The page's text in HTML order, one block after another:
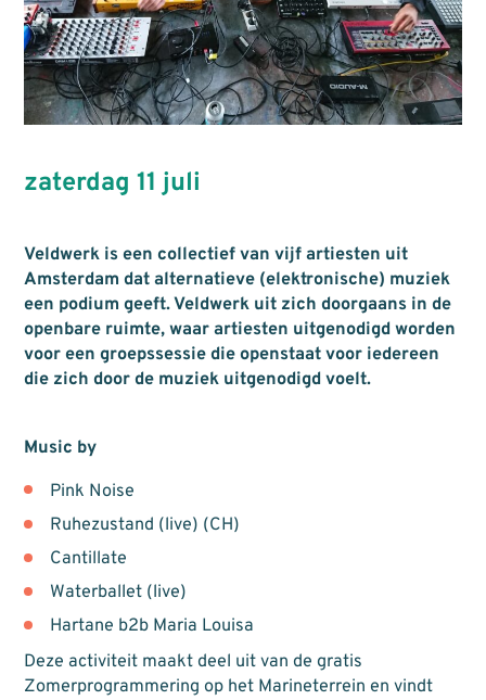
zaterdag 11 juli
Veldwerk is een collectief van vijf artiesten uit
Amsterdam dat alternatieve (elektronische) muziek
een podium geeft. Veldwerk uit zich doorgaans in de
openbare ruimte, waar artiesten uitgenodigd worden
voor een groepssessie die openstaat voor iedereen
die zich door de muziek uitgenodigd voelt.
Music by
Pink Noise
Ruhezustand (live) (CH)
Cantillate
Waterballet (live)
Hartane b2b Maria Louisa
Deze activiteit maakt deel uit van de gratis
Zomerprogrammering op het Marineterrein en vindt